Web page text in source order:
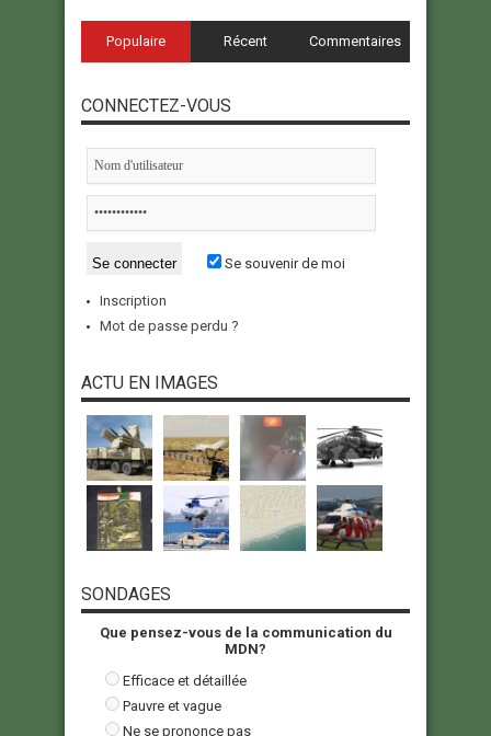
Populaire Récent Commentaires
CONNECTEZ-VOUS
Se souvenir de moi
Inscription
Mot de passe perdu ?
ACTU EN IMAGES
SONDAGES
Que pensez-vous de la communication du
MDN?
Efficace et détaillée
Pauvre et vague
Ne se prononce pas